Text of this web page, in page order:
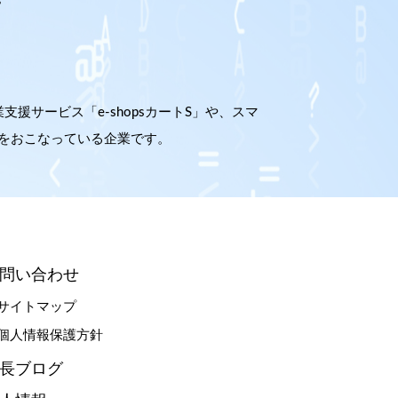
援サービス「e-shopsカートS」や、スマ
おこなっている企業です。
い合わせ
イトマップ
人情報保護方針
ブログ